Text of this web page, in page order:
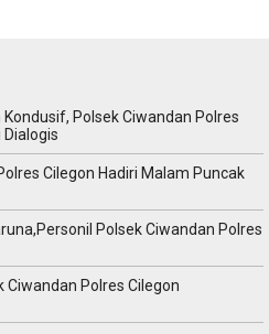
Polsek Ciwandan Polres
Cilegon Hadiri Malam Puncak
Polsek Ciwandan Polres
Ciwandan Polres Cilegon